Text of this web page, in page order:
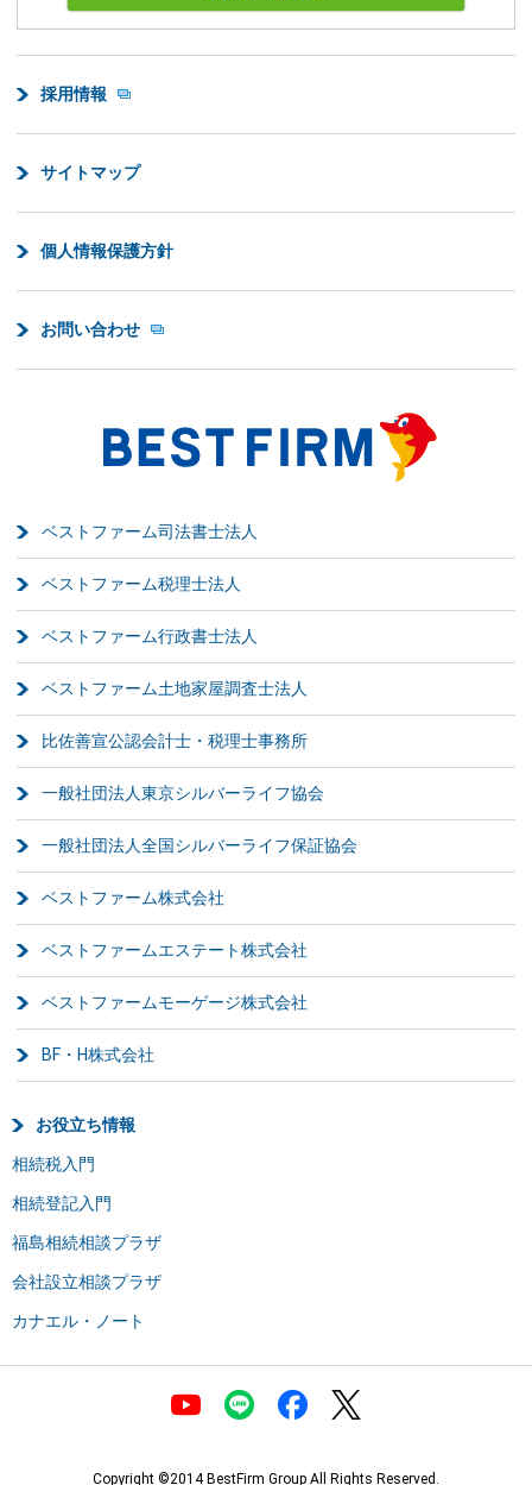
採用情報
サイトマップ
個人情報保護方針
お問い合わせ
ベストファーム司法書士法人
ベストファーム税理士法人
ベストファーム行政書士法人
ベストファーム土地家屋調査士法人
比佐善宣公認会計士・税理士事務所
一般社団法人東京シルバーライフ協会
一般社団法人全国シルバーライフ保証協会
ベストファーム株式会社
ベストファームエステート株式会社
ベストファームモーゲージ株式会社
BF・H株式会社
お役立ち情報
相続税入門
相続登記入門
福島相続相談プラザ
会社設立相談プラザ
カナエル・ノート
Copyright ©2014 BestFirm Group All Rights Reserved.